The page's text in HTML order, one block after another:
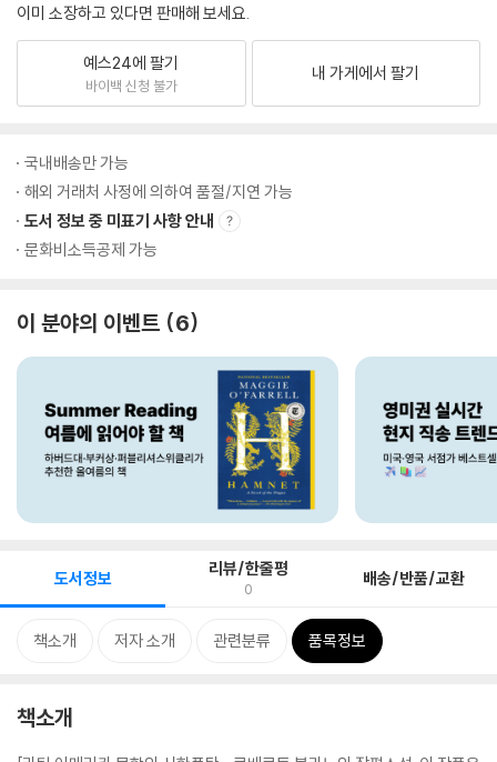
이미 소장하고 있다면 판매해 보세요.
예스24에 팔기
바이백 신청 불가
내 가게에서 팔기
국내배송만 가능
해외 거래처 사정에 의하여 품절/지연 가능
도서 정보 중 미표기 사항 안내
문화비소득공제 가능
이 분야의 이벤트 6
도서정보 리뷰/한줄평
0 배송/반품/교환
책소개 저자 소개 관련분류 품목정보
책소개